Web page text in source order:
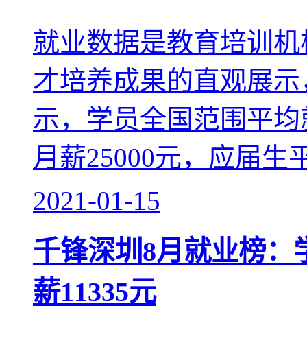
就业数据是教育培训
才培养成果的直观展
示，学员全国范围平
月薪25000元，应届生
2021-01-15
千锋深圳8月就业榜：
薪11335元